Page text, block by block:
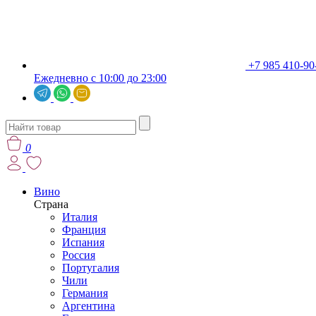
+7 985 410-
Ежедневно с 10:00 до 23:00
0
Вино
Страна
Италия
Франция
Испания
Россия
Португалия
Чили
Германия
Аргентина